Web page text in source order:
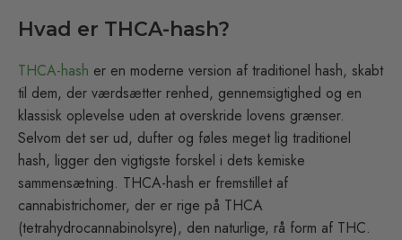
Hvad er THCA-hash?
THCA-hash er en moderne version af traditionel hash, skabt
til dem, der værdsætter renhed, gennemsigtighed og en
klassisk oplevelse uden at overskride lovens grænser.
Selvom det ser ud, dufter og føles meget lig traditionel
hash, ligger den vigtigste forskel i dets kemiske
sammensætning. THCA-hash er fremstillet af
cannabistrichomer, der er rige på THCA
(tetrahydrocannabinolsyre), den naturlige, rå form af THC.